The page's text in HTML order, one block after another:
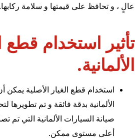
عالٍ ، و تحافظ على قيمتها و سلامة ركابها.
تأثير استخدام قطع
الألمانية.
استخدام قطع الغيار الأصلية يمكن
الألمانية بدقة فائقة و تم تطويرها
صيانة السيارات الألمانية التي
أعلى مستوى ممكن.